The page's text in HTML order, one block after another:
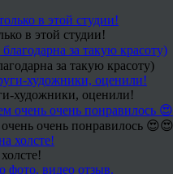
в этой студии!
за такую красоту)
художники, оценили!
очень понравилось 😍😍